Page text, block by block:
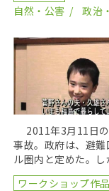
自然・公害
政治
2011年3月11日の
事故。政府は、避
ル圏内と定めた。
れ、避難区域外の
ワークショップ作品